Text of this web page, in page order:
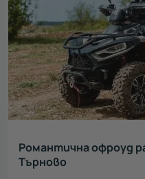
Романтична офроуд
Търново